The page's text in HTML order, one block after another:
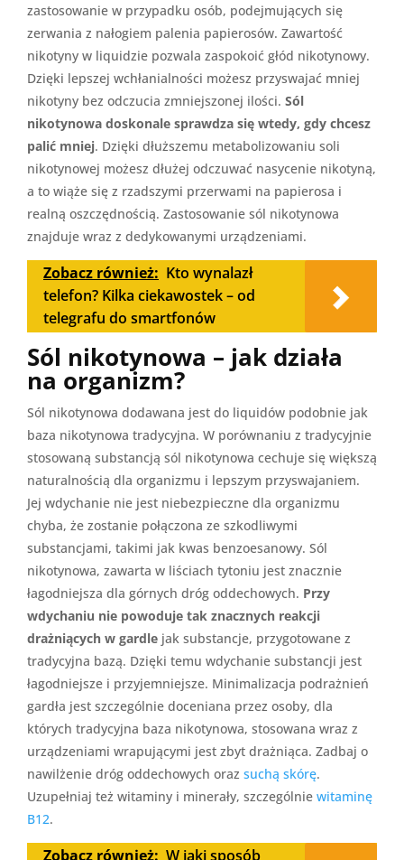
zastosowanie w przypadku osób, podejmujących się
zerwania z nałogiem palenia papierosów. Zawartość
nikotyny w liquidzie pozwala zaspokoić głód nikotynowy.
Dzięki lepszej wchłanialności możesz przyswajać mniej
nikotyny bez odczucia zmniejszonej ilości. Sól
nikotynowa doskonale sprawdza się wtedy, gdy chcesz
palić mniej. Dzięki dłuższemu metabolizowaniu soli
nikotynowej możesz dłużej odczuwać nasycenie nikotyną,
a to wiąże się z rzadszymi przerwami na papierosa i
realną oszczędnością. Zastosowanie sól nikotynowa
znajduje wraz z dedykowanymi urządzeniami.
Zobacz również: Kto wynalazł
telefon? Kilka ciekawostek – od
telegrafu do smartfonów
Sól nikotynowa – jak działa
na organizm?
Sól nikotynowa dodawana jest do liquidów podobnie jak
baza nikotynowa tradycyjna. W porównaniu z tradycyjnie
stosowaną substancją sól nikotynowa cechuje się większą
naturalnością dla organizmu i lepszym przyswajaniem.
Jej wdychanie nie jest niebezpieczne dla organizmu
chyba, że zostanie połączona ze szkodliwymi
substancjami, takimi jak kwas benzoesanowy. Sól
nikotynowa, zawarta w liściach tytoniu jest znacznie
łagodniejsza dla górnych dróg oddechowych. Przy
wdychaniu nie powoduje tak znacznych reakcji
drażniących w gardle jak substancje, przygotowane z
tradycyjna bazą. Dzięki temu wdychanie substancji jest
łagodniejsze i przyjemniejsze. Minimalizacja podrażnień
gardła jest szczególnie doceniana przez osoby, dla
których tradycyjna baza nikotynowa, stosowana wraz z
urządzeniami wrapującymi jest zbyt drażniąca. Zadbaj o
nawilżenie dróg oddechowych oraz suchą skórę.
Uzupełniaj też witaminy i minerały, szczególnie witaminę
B12.
Zobacz również: W jaki sposób